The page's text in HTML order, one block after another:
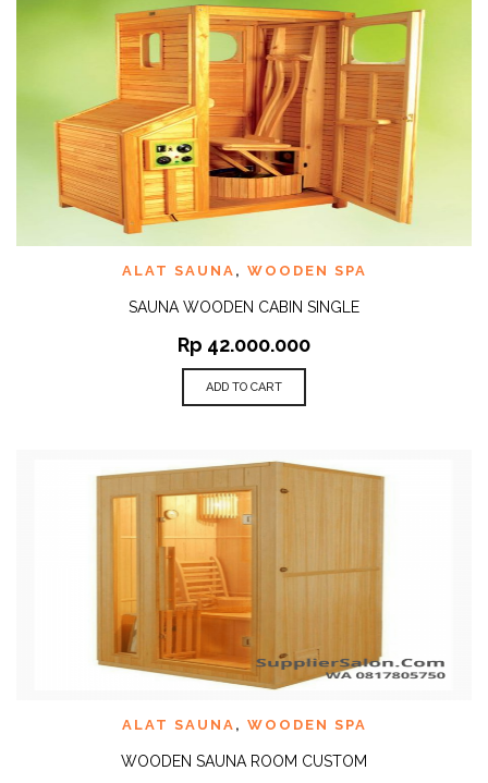
ALAT SAUNA , WOODEN SPA
SAUNA WOODEN CABIN SINGLE
Rp 42.000.000
ADD TO CART
ALAT SAUNA , WOODEN SPA
WOODEN SAUNA ROOM CUSTOM